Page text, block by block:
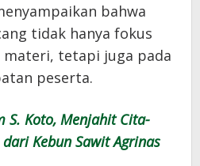
bahwa
tidak hanya fokus
materi, tetapi juga pada
peserta.
S. Koto, Menjahit Cita-
Kebun Sawit Agrinas